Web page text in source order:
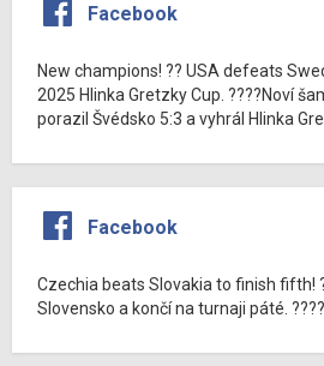
Facebook
New champions! ?? USA defeats
2025 Hlinka Gretzky Cup. ????Noví
porazil Švédsko 5:3 a vyhrál Hlinka
Facebook
Czechia beats Slovakia to finish fifth!
Slovensko a končí na turnaji páté. ????